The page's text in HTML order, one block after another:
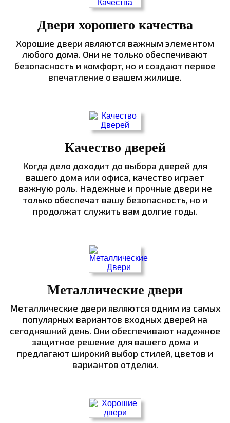
Двери хорошего качества
Хорошие двери являются важным элементом
любого дома. Они не только обеспечивают
безопасность и комфорт, но и создают первое
впечатление о вашем жилище.
Качество дверей
Когда дело доходит до выбора дверей для
вашего дома или офиса, качество играет
важную роль. Надежные и прочные двери не
только обеспечат вашу безопасность, но и
продолжат служить вам долгие годы.
Металлические двери
Металлические двери являются одним из самых
популярных вариантов входных дверей на
сегодняшний день. Они обеспечивают надежное
защитное решение для вашего дома и
предлагают широкий выбор стилей, цветов и
вариантов отделки.